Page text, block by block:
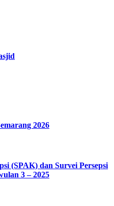
2026
(SPAK) dan Survei Persepsi
3 – 2025